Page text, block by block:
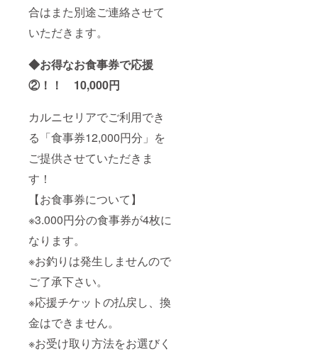
合はまた別途ご連絡させて
いただきます。
◆お得なお食事券で応援
②！！ 10,000円
カルニセリアでご利用でき
る「食事券12,000円分」を
ご提供させていただきま
す！
【お食事券について】
※3.000円分の食事券が4枚に
なります。
※お釣りは発生しませんので
ご了承下さい。
※応援チケットの払戻し、換
金はできません。
※お受け取り方法をお選びく